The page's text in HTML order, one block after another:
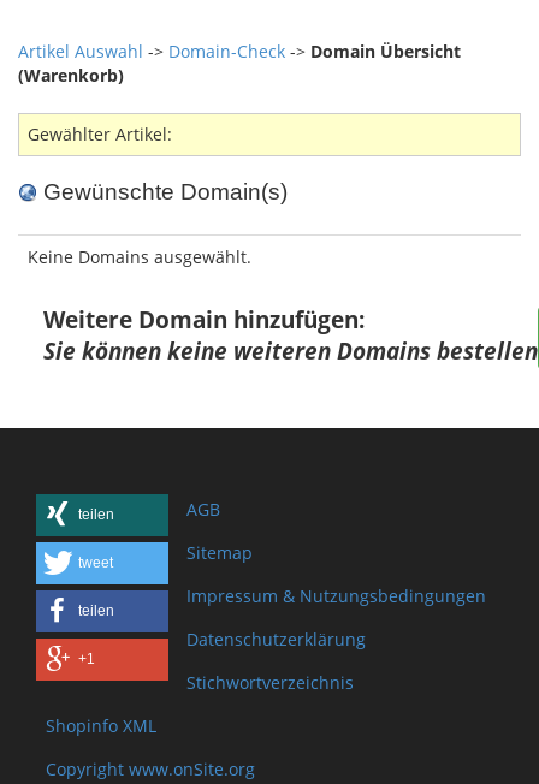
Artikel Auswahl -> Domain-Check -> Domain Übersicht
(Warenkorb)
Gewählter Artikel:
Gewünschte Domain(s)
Keine Domains ausgewählt.
Weitere Domain hinzufügen:
Sie können keine weiteren Domains bestellen
teilen
tweet
teilen
+1
AGB
Sitemap
Impressum & Nutzungsbedingungen
Datenschutzerklärung
Stichwortverzeichnis
Shopinfo XML
Copyright www.onSite.org